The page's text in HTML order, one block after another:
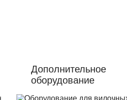
Дополнительное
оборудование